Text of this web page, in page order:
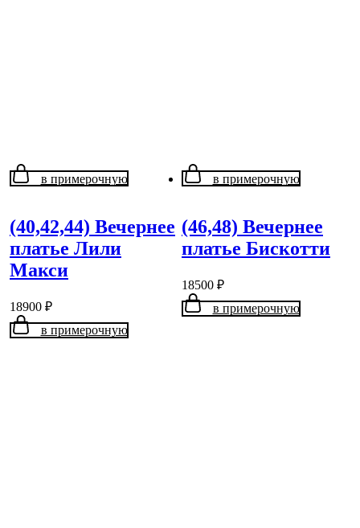
в примерочную
(40,42,44) Вечернее
платье Лили
Макси
18900 ₽
в примерочную
в примерочную
(46,48) Вечернее
платье Бискотти
18500 ₽
в примерочную